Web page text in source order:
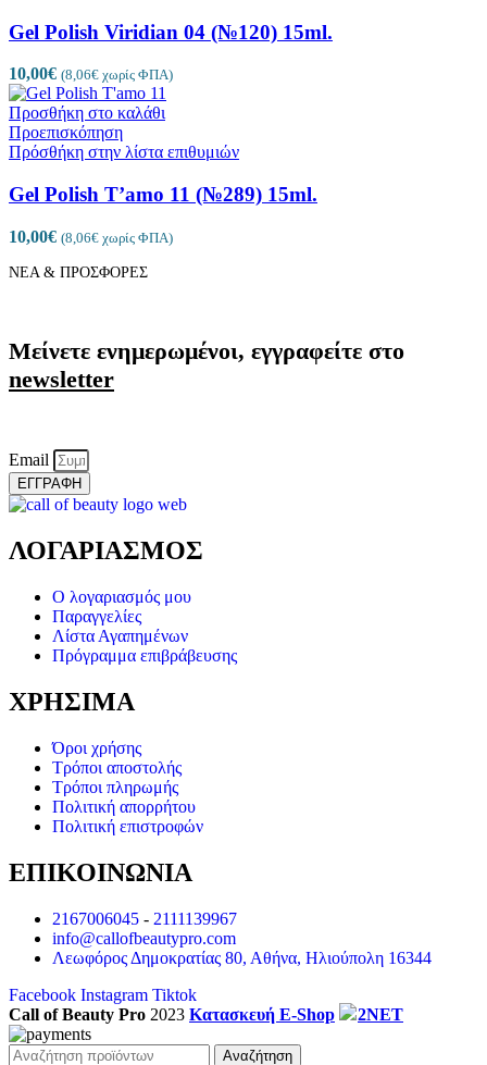
Gel Polish Viridian 04 (№120) 15ml.
10,00€ (8,06€ χωρίς ΦΠΑ)
Προσθήκη στο καλάθι
Προεπισκόπηση
Πρόσθήκη στην λίστα επιθυμιών
Gel Polish T’amo 11 (№289) 15ml.
10,00€ (8,06€ χωρίς ΦΠΑ)
ΝΕΑ & ΠΡΟΣΦΟΡΕΣ
Μείνετε ενημερωμένοι, εγγραφείτε στο
newsletter
Email
ΕΓΓΡΑΦΗ
ΛΟΓΑΡΙΑΣΜΟΣ
Ο λογαριασμός μου
Παραγγελίες
Λίστα Αγαπημένων
Πρόγραμμα επιβράβευσης
ΧΡΗΣΙΜΑ
Όροι χρήσης
Τρόποι αποστολής
Τρόποι πληρωμής
Πολιτική απορρήτου
Πολιτική επιστροφών
ΕΠΙΚΟΙΝΩΝΙΑ
2167006045 - 2111139967
info@callofbeautypro.com
Λεωφόρος Δημοκρατίας 80, Αθήνα, Ηλιούπολη 16344
Facebook Instagram Tiktok
Call of Beauty Pro 2023 Κατασκευή E-Shop 2NET
Αναζήτηση